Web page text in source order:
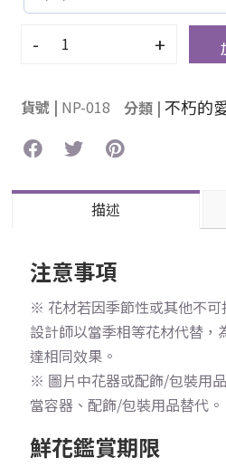
- +
貨號 | NP-018 分類 |不朽的
描述
注意事項
※ 花材若因季節性或其他不
設計師以當季相等花材代替，
達相同效果。
※ 圖片中花器或配飾/包裝用
當容器、配飾/包裝用品替代。
鮮花鑑賞期限